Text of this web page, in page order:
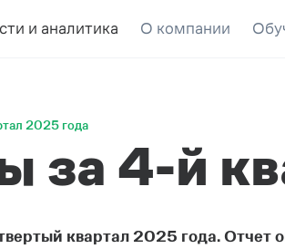
и аналитика О компании
2025 года
за 4-й
квартал 2025 года. Отчет